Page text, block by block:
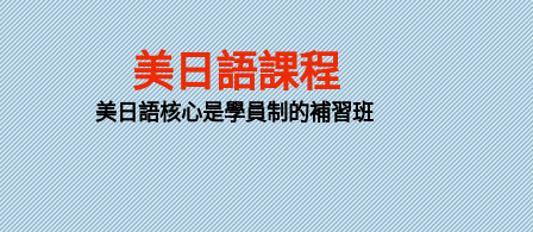
美日語課程
美日語核心是學員制的補習班